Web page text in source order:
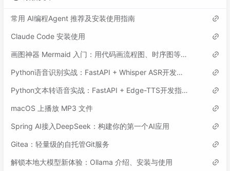
常用 AI编程Agent 推荐及安装使用指南
Claude Code 安装使用
画图神器 Mermaid 入门：用代码画流程图、时序图等各类图表
Python语音识别实战：FastAPI + Whisper ASR开发指南
Python文本转语音实战：FastAPI + Edge-TTS开发指南
macOS 上播放 MP3 文件
Spring AI接入DeepSeek：构建你的第一个AI应用
Gitea：轻量级的自托管Git服务
解锁本地大模型新体验：Ollama 介绍、安装与使用